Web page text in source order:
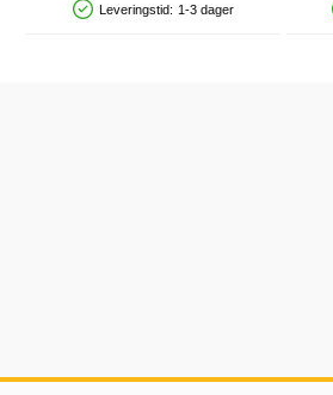
Produkttilgjengelighet: På lager
Leveringstid: 1-3 dager